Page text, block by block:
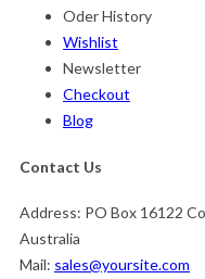
Oder History
Wishlist
Newsletter
Checkout
Blog
Contact Us
Address: PO Box 16122
Australia
Mail: sales@yoursite.com